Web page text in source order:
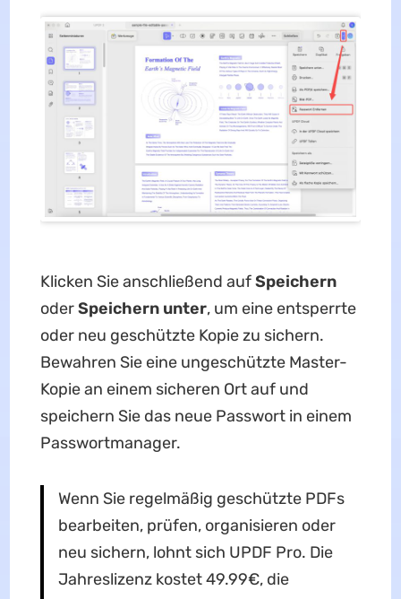
Klicken Sie anschließend aufSpeichern
oderSpeichern unter, um eine entsperrte
oder neu geschützte Kopie zu sichern.
Bewahren Sie eine ungeschützte Master-
Kopie an einem sicheren Ort auf und
speichern Sie das neue Passwort in einem
Passwortmanager.
Wenn Sie regelmäßig geschützte PDFs
bearbeiten, prüfen, organisieren oder
neu sichern, lohnt sich UPDF Pro. Die
Jahreslizenz kostet 49.99€, die